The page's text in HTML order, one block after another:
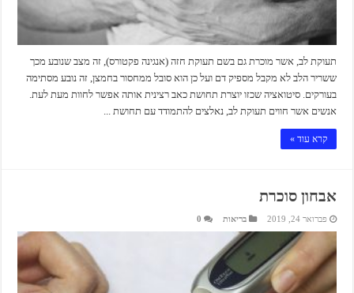
תעוקת לב, אשר מוכרת גם בשם תעוקת חזה (אנגינה פקטורס), זה מצב שנובע מכך
ששריר הלב לא מקבל מספיק דם ועל כן הוא סובל ממחסור בחמצן, זה נובע מסתימה
בעורקים. סיטואציה שכזו יוצרת תחושת כאב רצינית אותה אפשר לחוות מעת לעת.
אנשים אשר חווים תעוקת לב, נאלצים להתמודד עם תחושת ...
קרא עוד »
אבחון סוכרת
פברואר 24, 2019 בריאות 0